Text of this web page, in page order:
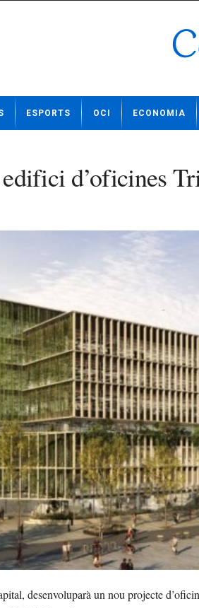
ESPORTS OCI ECONOMIA
d’oficines
desenvoluparà un nou projecte